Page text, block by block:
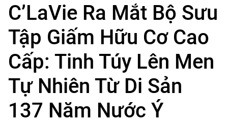
C’LaVie Ra Mắt Bộ Sưu
Tập Giấm Hữu Cơ Cao
Cấp: Tinh Túy Lên Men
Tự Nhiên Từ Di Sản
137 Năm Nước Ý